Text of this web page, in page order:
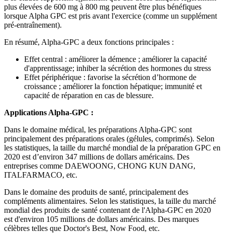
plus élevées de 600 mg à 800 mg peuvent être plus bénéfiques
lorsque Alpha GPC est pris avant l'exercice (comme un supplément
pré-entraînement).
En résumé, Alpha-GPC a deux fonctions principales :
Effet central : améliorer la démence ; améliorer la capacité
d'apprentissage; inhiber la sécrétion des hormones du stress
Effet périphérique : favorise la sécrétion d’hormone de
croissance ; améliorer la fonction hépatique; immunité et
capacité de réparation en cas de blessure.
Applications Alpha-GPC :
Dans le domaine médical, les préparations Alpha-GPC sont
principalement des préparations orales (gélules, comprimés). Selon
les statistiques, la taille du marché mondial de la préparation GPC en
2020 est d’environ 347 millions de dollars américains. Des
entreprises comme DAEWOONG, CHONG KUN DANG,
ITALFARMACO, etc.
Dans le domaine des produits de santé, principalement des
compléments alimentaires. Selon les statistiques, la taille du marché
mondial des produits de santé contenant de l'Alpha-GPC en 2020
est d'environ 105 millions de dollars américains. Des marques
célèbres telles que Doctor's Best, Now Food, etc.